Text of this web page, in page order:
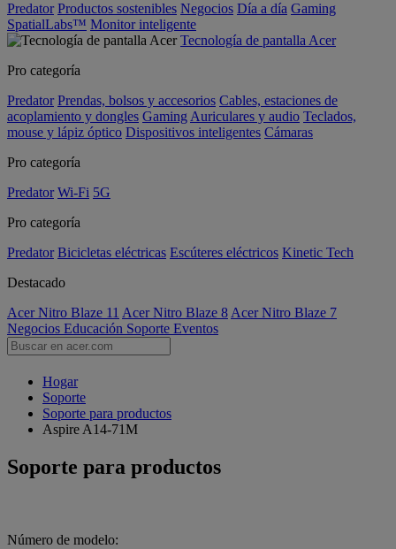
Predator Productos sostenibles Negocios Día a día Gaming
SpatialLabs™ Monitor inteligente
Tecnología de pantalla Acer
Pro categoría
Predator Prendas, bolsos y accesorios Cables, estaciones de
acoplamiento y dongles Gaming Auriculares y audio Teclados,
mouse y lápiz óptico Dispositivos inteligentes Cámaras
Pro categoría
Predator Wi-Fi 5G
Pro categoría
Predator Bicicletas eléctricas Escúteres eléctricos Kinetic Tech
Destacado
Acer Nitro Blaze 11 Acer Nitro Blaze 8 Acer Nitro Blaze 7
Negocios Educación Soporte Eventos
Hogar
Soporte
Soporte para productos
Aspire A14-71M
Soporte para productos
Número de modelo: